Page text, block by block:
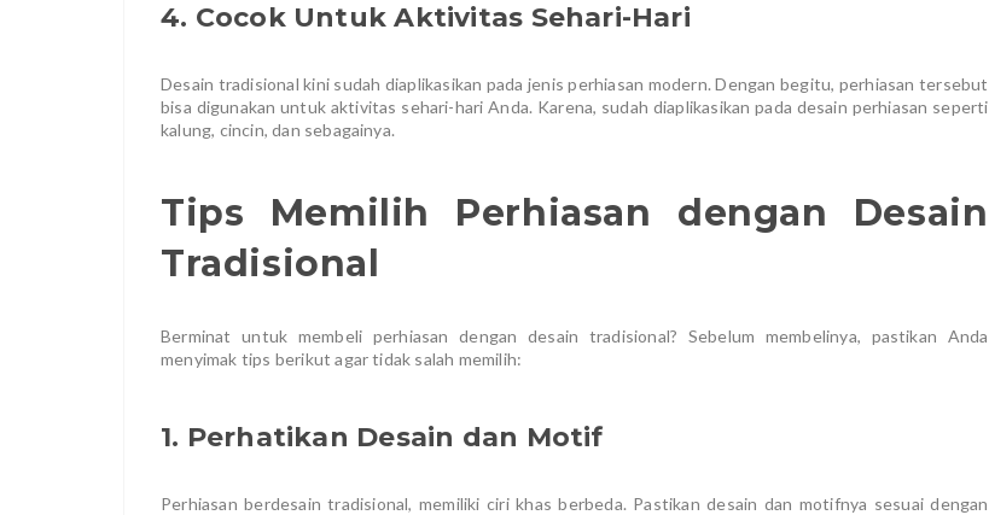
4. Cocok Untuk Aktivitas Sehari-Hari
Desain tradisional kini sudah diaplikasikan pada jenis perhiasan modern. Dengan begitu, perhiasan tersebut
bisa digunakan untuk aktivitas sehari-hari Anda. Karena, sudah diaplikasikan pada desain perhiasan seperti
kalung, cincin, dan sebagainya.
Tips Memilih Perhiasan dengan Desain
Tradisional
Berminat untuk membeli perhiasan dengan desain tradisional? Sebelum membelinya, pastikan Anda
menyimak tips berikut agar tidak salah memilih:
1. Perhatikan Desain dan Motif
Perhiasan berdesain tradisional, memiliki ciri khas berbeda. Pastikan desain dan motifnya sesuai dengan